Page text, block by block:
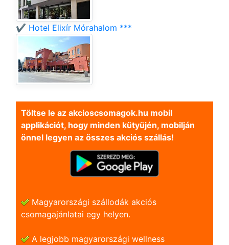
✔️ Hotel Elixír Mórahalom ***
Töltse le az akcioscsomagok.hu mobil
applikációt, hogy minden kütyüjén, mobilján
önnel legyen az összes akciós szállás!
Magyarországi szállodák akciós
csomagajánlatai egy helyen.
A legjobb magyarországi wellness